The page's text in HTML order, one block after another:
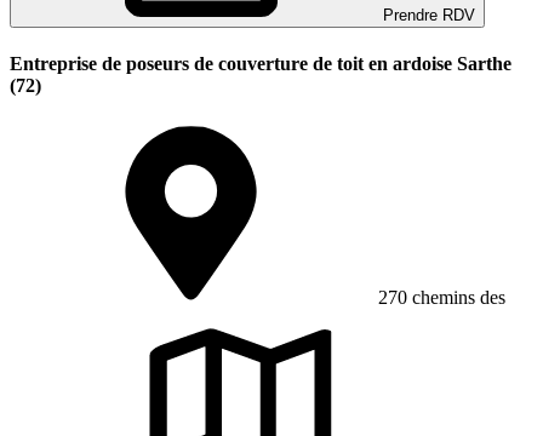
Prendre RDV
Entreprise de poseurs de couverture de toit en ardoise Sarthe
(72)
270 chemins des